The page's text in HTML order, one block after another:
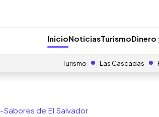
InicioNoticiasTurismoDinero
Turismo Las Cascadas
-Sabores de El Salvador